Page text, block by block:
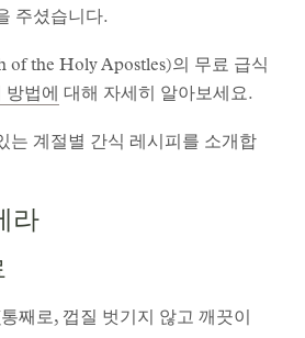
주셨습니다.
of the Holy Apostles)의 무료 급식
방법에 대해 자세히 알아보세요.
는 계절별 간식 레시피를 소개합
라
째로, 껍질 벗기지 않고 깨끗이